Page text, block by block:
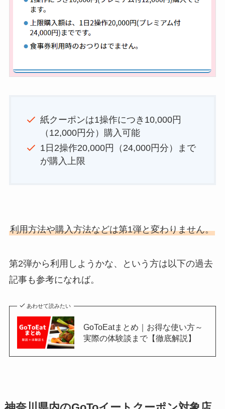
紙クーポンは1操作につき10,000円
（12,000円分）購入可能
1日2操作20,000円（24,000円分）まで
が購入上限
利用方法や購入方法などは第1弾と変わりません。
第2弾から利用しようかな、という方は以下の過去
記事も参考になれば。
あわせて読みたい
GoToEatまとめ｜お得な使い方～
実際の体験談まで【徹底解説】